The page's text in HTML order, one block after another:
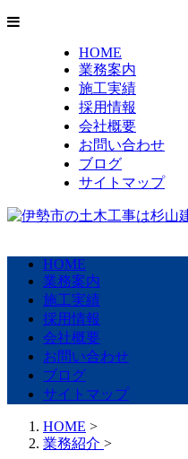
HOME
業務案内
施工実績
採用情報
会社概要
お問い合わせ
ブログ
サイトマップ
HOME
業務案内
施工実績
採用情報
会社概要
お問い合わせ
ブログ
サイトマップ
HOME >
業務紹介 >